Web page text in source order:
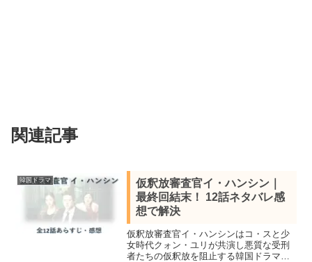
関連記事
韓国ドラマ
仮釈放審査官イ・ハンシン｜
最終回結末！ 12話ネタバレ感
想で解決
仮釈放審査官イ・ハンシンはコ・スと少
女時代クォン・ユリが共演し悪質な受刑
者たちの仮釈放を阻止する韓国ドラマ。